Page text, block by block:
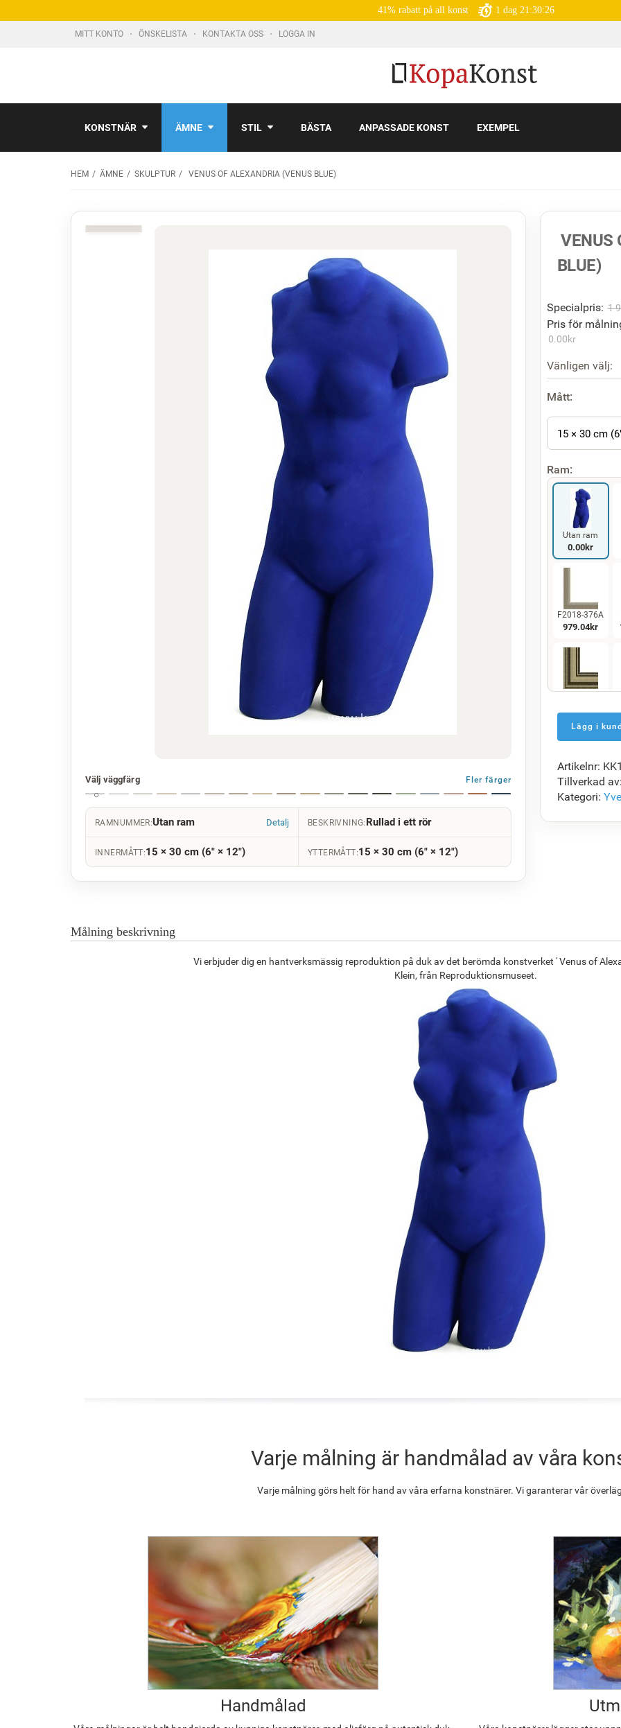
41% rabatt på all konst 1 dag 21:30:24
MITT KONTO ÖNSKELISTA KONTAKTA OSS LOGGA IN
KONSTNÄR ÄMNE STIL BÄSTA ANPASSADE KONST EXEMPEL
HEM ÄMNE SKULPTUR VENUS OF ALEXANDRIA (VENUS BLUE)
Välj väggfärg Fler färger
RAMNUMMER:Utan ram Detalj BESKRIVNING: Rullad i ett rör
INNERMÅTT:15 × 30 cm (6" × 12") YTTERMÅTT:15 × 30 cm (6" × 12")
VENUS
BLUE)
Specialpris: 1
Pris för
0.00kr
Vänligen välj:
Mått:
15 × 30 cm
Ram:
Utan ram
0.00kr
F2018-376A
979.04kr
F5429-258
1 365.09kr
Artikelnr:
Tillverkad av:
Kategori:
Målning beskrivning
Vi erbjuder dig en hantverksmässig reproduktion på duk av det berömda konstverket ' Venus of
Klein, från Reproduktionsmuseet.
Varje målning är handmålad av våra
Varje målning görs helt för hand av våra erfarna konstnärer. Vi garanterar vår
Handmålad